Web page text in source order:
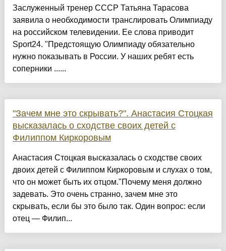
Заслуженный тренер СССР Татьяна Тарасова
заявила о необходимости транслировать Олимпиаду
на российском телевидении. Ее слова приводит
Sport24. "Предстоящую Олимпиаду обязательно
нужно показывать в России. У наших ребят есть
соперники ......
"Зачем мне это скрывать?". Анастасия Стоцкая
высказалась о сходстве своих детей с
Филиппом Киркоровым
Анастасия Стоцкая высказалась о сходстве своих
двоих детей с Филиппом Киркоровым и слухах о том,
что он может быть их отцом."Почему меня должно
задевать. Это очень странно, зачем мне это
скрывать, если бы это было так. Один вопрос: если
отец — Филип...